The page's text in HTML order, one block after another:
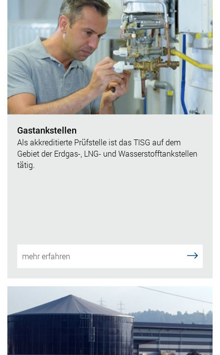
Gastankstellen
Als akkreditierte Prüfstelle ist das TISG auf dem
Gebiet der Erdgas-, LNG- und Wasserstofftankstellen
tätig.
mehr erfahren